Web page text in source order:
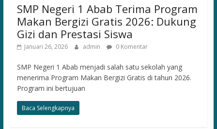
SMP Negeri 1 Abab Terima Program
Makan Bergizi Gratis 2026: Dukung
Gizi dan Prestasi Siswa
Januari 26, 2026 admin 0 Komentar
SMP Negeri 1 Abab menjadi salah satu sekolah yang
menerima Program Makan Bergizi Gratis di tahun 2026.
Program ini bertujuan
Baca Selengkapnya